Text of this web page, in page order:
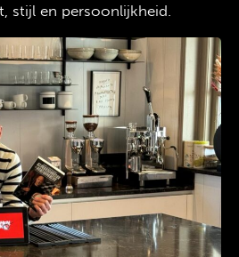
stijl en persoonlijkheid.